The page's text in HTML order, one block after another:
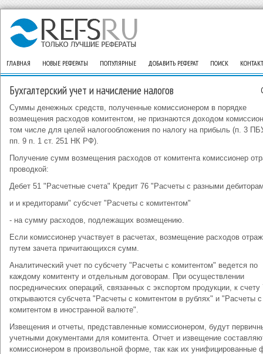
ГЛАВНАЯ НОВЫЕ РЕФЕРАТЫ ПОПУЛЯРНЫЕ ДОБАВИТЬ РЕФЕРАТ ПОИСК
Бухгалтерский учет и начисление налогов
Суммы денежных средств, полученные комиссионером в порядке
возмещения расходов комитентом, не признаются доходом
том числе для целей налогообложения по налогу на прибыль (п. 3
пп. 9 п. 1 ст. 251 НК РФ).
Получение сумм возмещения расходов от комитента комиссионер
проводкой:
Дебет 51 "Расчетные счета" Кредит 76 "Расчеты с разными
и и кредиторами" субсчет "Расчеты с комитентом"
- на сумму расходов, подлежащих возмещению.
Если комиссионер участвует в расчетах, возмещение расходов
путем зачета причитающихся сумм.
Аналитический учет по субсчету "Расчеты с комитентом" ведется по
каждому комитенту и отдельным договорам. При осуществлении
посреднических операций, связанных с экспортом продукции, к счету
открываются субсчета "Расчеты с комитентом в рублях" и "Расчеты с
комитентом в иностранной валюте".
Извещения и отчеты, представленные комиссионером, будут
учетными документами для комитента. Отчет и извещение
комиссионером в произвольной форме, так как их унифицированные